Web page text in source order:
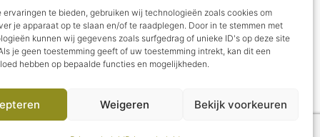
ervaringen te bieden, gebruiken wij technologieën zoals cookies om
je apparaat op te slaan en/of te raadplegen. Door in te stemmen met
kunnen wij gegevens zoals surfgedrag of unieke ID's op deze site
je geen toestemming geeft of uw toestemming intrekt, kan dit een
hebben op bepaalde functies en mogelijkheden.
Weigeren Bekijk voorkeuren
Algemene voorwaarden